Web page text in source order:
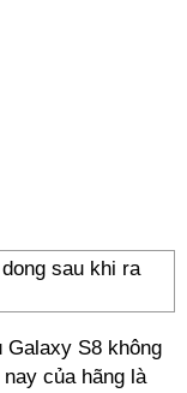
Galaxy S8 không
của hãng là